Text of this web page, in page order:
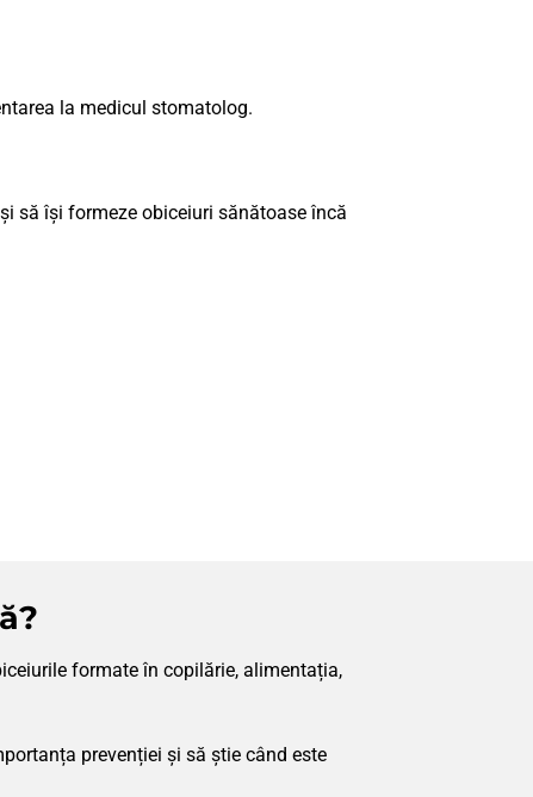
la medicul stomatolog.
să își formeze obiceiuri sănătoase încă
formate în copilărie, alimentația,
prevenției și să știe când este